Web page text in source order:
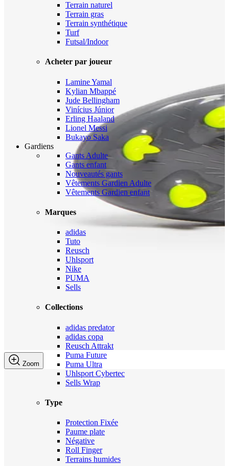
Terrain naturel
Terrain gras
Terrain synthétique
Turf
Futsal/Indoor
Acheter par joueur
Lamine Yamal
Kylian Mbappé
Jude Bellingham
Vinícius Júnior
Erling Haaland
Lionel Messi
Bukayo Saka
Gardiens
Gants Adulte
Gants enfant
Nouveautés gants
Vêtements Gardien Adulte
Vêtements Gardien enfant
Marques
adidas
Tuto
Reusch
Uhlsport
Nike
PUMA
Sells
Collections
adidas predator
adidas copa
Reusch Attrakt
Puma Future
Puma Ultra
Uhlsport Cybertec
Sells Wrap
Type
Protection Fixée
Paume plate
Négative
Roll Finger
Terrains humides
Zoom